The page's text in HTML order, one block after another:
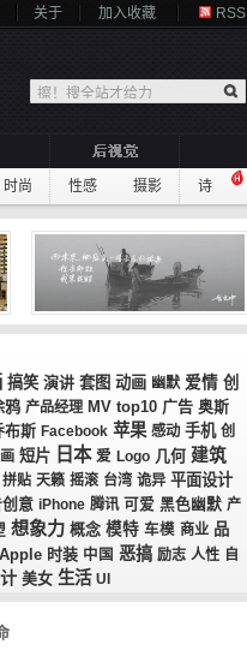
关于 加入收藏 RSS
时尚 性感 摄影 诗
搞笑 演讲 套图 动画 幽默 爱情 创
鸦 产品经理 MV top10 广告 奥斯
布斯 Facebook 苹果 感动 手机 创
短片 日本 爱 Logo 几何 建筑
拼贴 天籁 摇滚 台湾 诡异 平面设计
意 iPhone 腾讯 可爱 黑色幽默 产
想象力 概念 模特 车模 商业 品
Apple 时装 中国 恶搞 励志 人性 自
美女 生活 UI